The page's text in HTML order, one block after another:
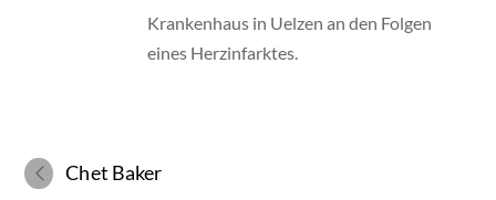
Krankenhaus in Uelzen an den Folgen
eines Herzinfarktes.
Chet Baker